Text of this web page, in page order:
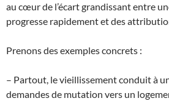
au cœur de l’écart grandissant entre
progresse rapidement et des
Prenons des exemples concrets :
– Partout, le vieillissement conduit à
demandes de mutation vers un